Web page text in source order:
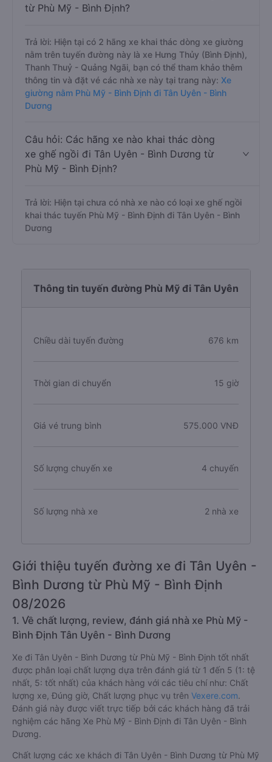
từ Phù Mỹ - Bình Định?
Trả lời: Hiện tại có 2 hãng xe khai thác dòng xe giường
nằm trên tuyến đường này là xe Hưng Thủy (Bình Định),
Thanh Thuỷ - Quảng Ngãi, bạn có thể tham khảo thêm
thông tin và đặt vé các nhà xe này tại trang này: Xe
giường nằm Phù Mỹ - Bình Định đi Tân Uyên - Bình
Dương
Câu hỏi: Các hãng xe nào khai thác dòng
xe ghế ngồi đi Tân Uyên - Bình Dương từ
Phù Mỹ - Bình Định?
Trả lời: Hiện tại chưa có nhà xe nào có loại xe ghế ngồi
khai thác tuyến Phù Mỹ - Bình Định đi Tân Uyên - Bình
Dương
Thông tin tuyến đường Phù Mỹ đi Tân Uyên
Chiều dài tuyến đường 676 km
Thời gian di chuyển 15 giờ
Giá vé trung bình 575.000 VNĐ
Số lượng chuyến xe 4 chuyến
Số lượng nhà xe 2 nhà xe
Giới thiệu tuyến đường xe đi Tân Uyên -
Bình Dương từ Phù Mỹ - Bình Định
08/2026
1. Về chất lượng, review, đánh giá nhà xe Phù Mỹ -
Bình Định Tân Uyên - Bình Dương
Xe đi Tân Uyên - Bình Dương từ Phù Mỹ - Bình Định tốt nhất
được phân loại chất lượng dựa trên đánh giá từ 1 đến 5 (1: tệ
nhất, 5: tốt nhất) của khách hàng với các tiêu chí như: Chất
lượng xe, Đúng giờ, Chất lượng phục vụ trên Vexere.com.
Đánh giá này được viết trực tiếp bởi các khách hàng đã trải
nghiệm các hãng Xe Phù Mỹ - Bình Định đi Tân Uyên - Bình
Dương.
Chất lượng các xe khách đi Tân Uyên - Bình Dương từ Phù Mỹ